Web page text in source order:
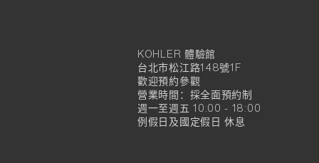
KOHLER
官
方
旗
KOHLER 體驗館
台北市松江路148號1F
歡迎預約參觀
營業時間：採全面預約制
週一至週五 10:00 - 18:00
例假日及國定假日 休息